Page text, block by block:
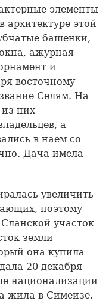
элементы
архитектуре этой
башенки,
ажурная
и
восточному
Селям. На
них
а
в наем со
Дача имела
увеличить
поэтому
участок
земли
она купила
20 декабря
национализации
жила в Симеизе.